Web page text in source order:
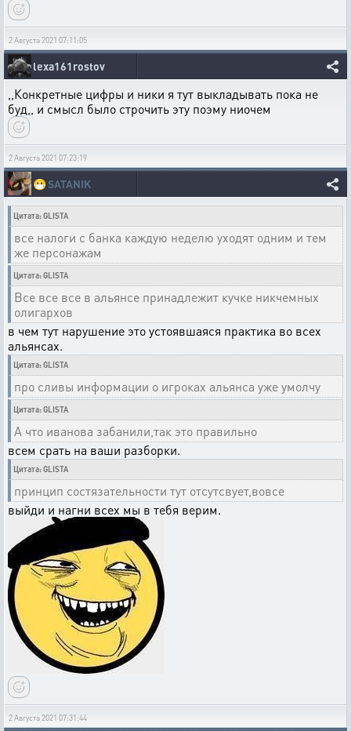
2 Августа 2021 07:11:05
lexa161rostov
,,Конкретные цифры и ники я тут выкладывать пока не
буд,, и смысл было строчить эту поэму ниочем
2 Августа 2021 07:23:19
😷SATANIK
Цитата: GLISTA
все налоги с банка каждую неделю уходят одним и тем
же персонажам
Цитата: GLISTA
Все все все в альянсе принадлежит кучке никчемных
олигархов
в чем тут нарушение это устоявшаяся практика во всех
альянсах.
Цитата: GLISTA
про сливы информации о игроках альянса уже умолчу
Цитата: GLISTA
А что иванова забанили,так это правильно
всем срать на ваши разборки.
Цитата: GLISTA
принцип состязательности тут отсутсвует,вовсе
выйди и нагни всех мы в тебя верим.
2 Августа 2021 07:31:44